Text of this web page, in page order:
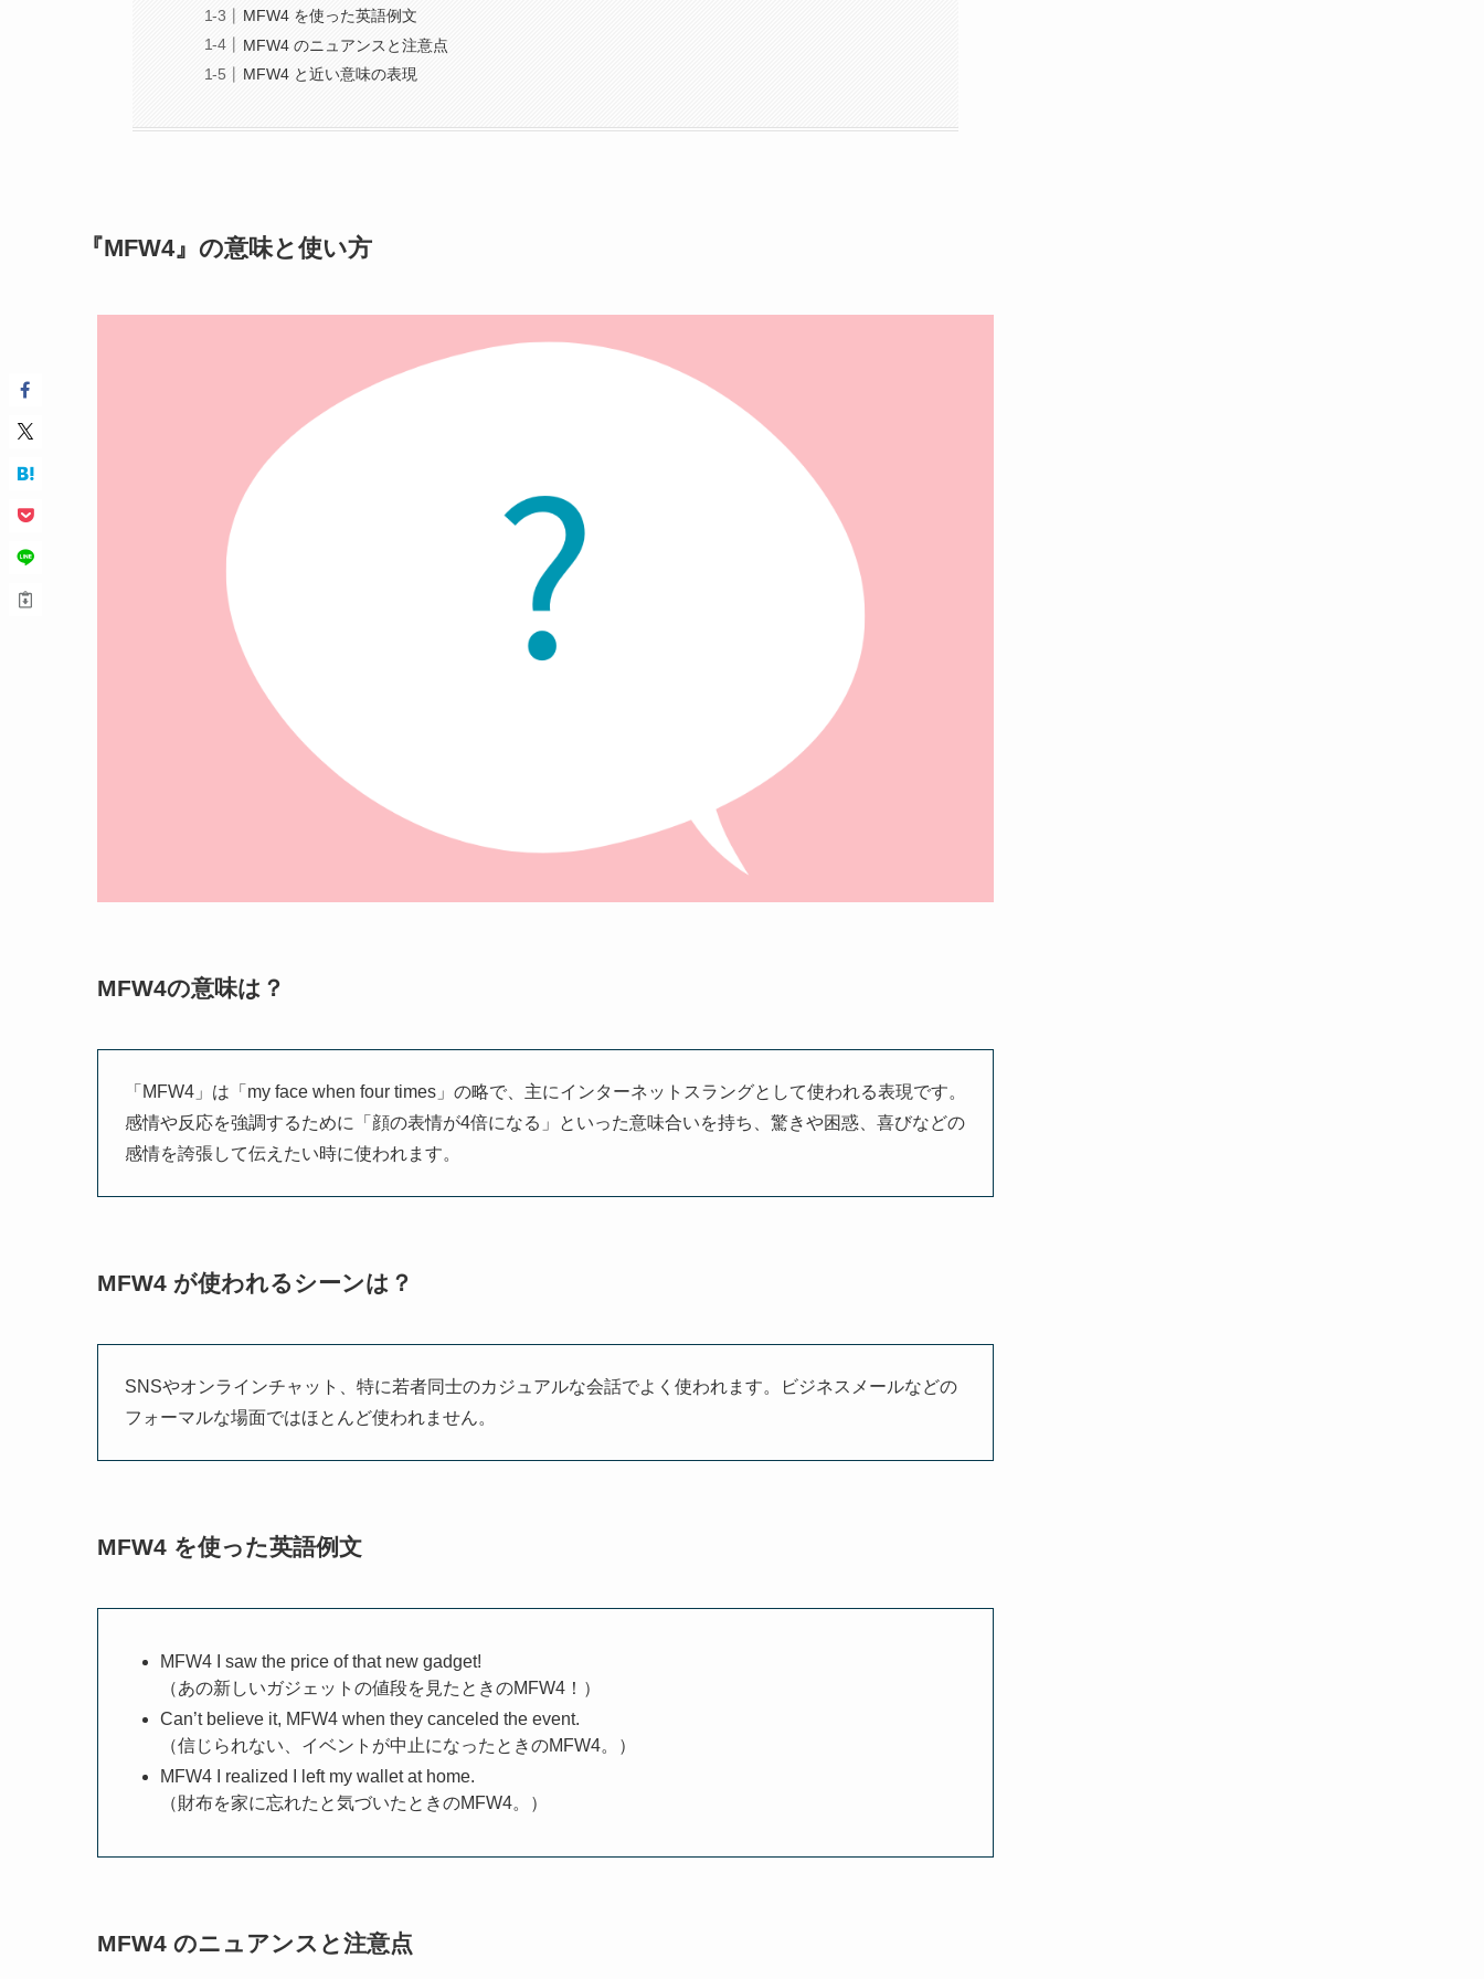
MFW4 を使った英語例文
MFW4 のニュアンスと注意点
MFW4 と近い意味の表現
『MFW4』の意味と使い方
MFW4の意味は？
「MFW4」は「my face when four times」の略で、主にインターネットスラングとして使われる表現です。
感情や反応を強調するために「顔の表情が4倍になる」といった意味合いを持ち、驚きや困惑、喜びなどの
感情を誇張して伝えたい時に使われます。
MFW4 が使われるシーンは？
SNSやオンラインチャット、特に若者同士のカジュアルな会話でよく使われます。ビジネスメールなどの
フォーマルな場面ではほとんど使われません。
MFW4 を使った英語例文
MFW4 I saw the price of that new gadget!
（あの新しいガジェットの値段を見たときのMFW4！）
Can’t believe it, MFW4 when they canceled the event.
（信じられない、イベントが中止になったときのMFW4。）
MFW4 I realized I left my wallet at home.
（財布を家に忘れたと気づいたときのMFW4。）
MFW4 のニュアンスと注意点